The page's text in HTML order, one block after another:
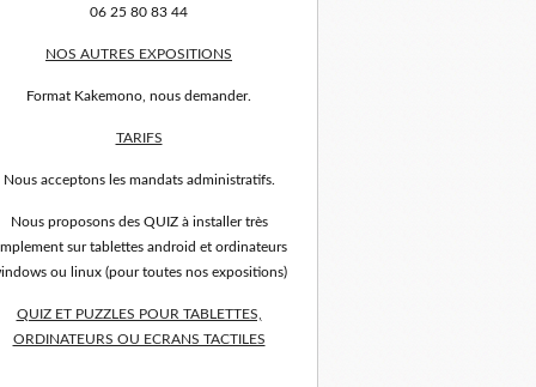
06 25 80 83 44
NOS AUTRES EXPOSITIONS
Format Kakemono, nous demander.
TARIFS
Nous acceptons les mandats administratifs.
Nous proposons des QUIZ à installer très
sur tablettes android et ordinateurs
ou linux (pour toutes nos expositions)
QUIZ ET PUZZLES POUR TABLETTES,
ORDINATEURS OU ECRANS TACTILES